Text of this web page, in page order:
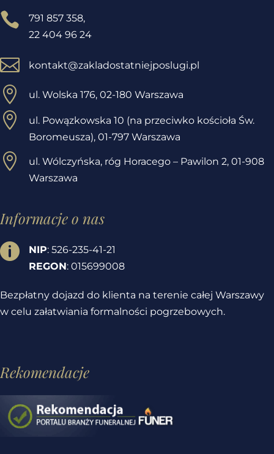

791 857 358,
22 404 96 24
 kontakt@zakladostatniejposlugi.pl
 ul. Wolska 176, 02-180 Warszawa

ul. Powązkowska 10 (na przeciwko kościoła Św.
Boromeusza), 01-797 Warszawa
 ul. Wólczyńska, róg Horacego – Pawilon 2, 01-908
Warszawa
Informacje o nas

NIP: 526-235-41-21
REGON: 015699008
Bezpłatny dojazd do klienta na terenie całej Warszawy
w celu załatwiania formalności pogrzebowych.
Rekomendacje